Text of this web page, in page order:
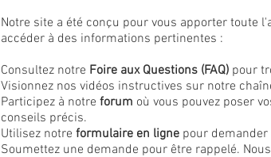
Notre site a été conçu pour vous apporter toute
accéder à des informations pertinentes :
Consultez notre Foire aux Questions (FAQ) pour
Visionnez nos vidéos instructives sur notre
Participez à notre forum où vous pouvez poser
conseils précis.
Utilisez notre formulaire en ligne pour demander
Soumettez une demande pour être rappelé.